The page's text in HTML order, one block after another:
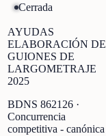
Cerrada
AYUDAS
ELABORACIÓN DE
GUIONES DE
LARGOMETRAJE
2025
BDNS 862126 ·
Concurrencia
competitiva - canónica